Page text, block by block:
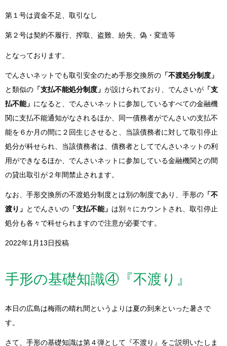
第１号は資金不足、取引なし
第２号は契約不履行、搾取、盗難、紛失、偽・変造等
となっております。
でんさいネットでも取引安全のため手形交換所の 「不渡処分制度」
と類似の 「支払不能処分制度」 が設けられており、でんさいが 「支
払不能」 になると、でんさいネットに参加しているすべての金融機
関に支払不能通知がなされるほか、同一債務者がでんさいの支払不
能を６か月の間に２回生じさせると、当該債務者に対して取引停止
処分が科せられ、当該債務者は、債務者としてでんさいネットの利
用ができなるほか、でんさいネットに参加している金融機関との間
の貸出取引が２年間禁止されます。
なお、手形交換所の不渡処分制度とは別の制度であり、手形の 「不
渡り」 とでんさいの 「支払不能」 は別々にカウントされ、取引停止
処分も各々で科せられますので注意が必要です。
2022年1月13日投稿
手形の基礎知識④『不渡り』
本日の広島は梅雨の晴れ間というよりは夏の到来といった暑さで
す。
さて、手形の基礎知識は第４弾として『不渡り』をご説明いたしま